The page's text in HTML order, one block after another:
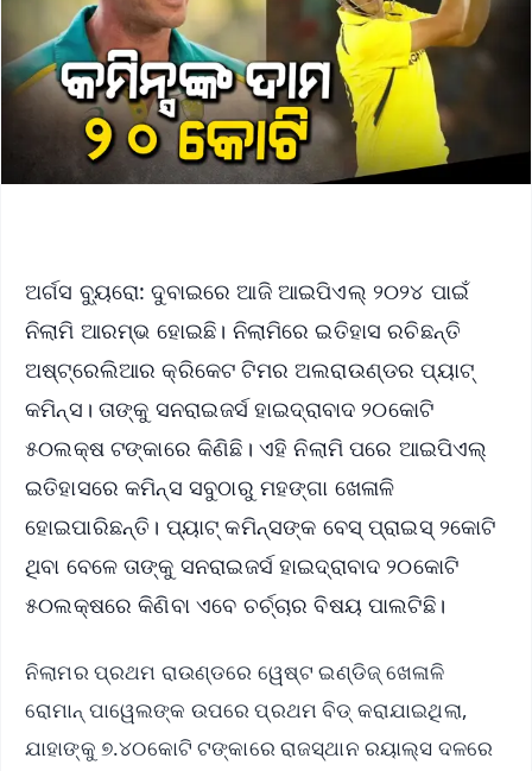
ଅର୍ଗସ ବ୍ୟୁରୋ: ଦୁବାଇରେ ଆଜି ଆଇପିଏଲ୍ ୨୦୨୪ ପାଇଁ
ନିଲାମି ଆରମ୍ଭ ହୋଇଛି। ନିଲାମିରେ ଇତିହାସ ରଚିଛନ୍ତି
ଅଷ୍ଟ୍ରେଲିଆର କ୍ରିକେଟ ଟିମର ଅଲରାଉଣ୍ଡର ପ୍ୟାଟ୍
କମିନ୍ସ। ତାଙ୍କୁ ସନରାଇଜର୍ସ ହାଇଦ୍ରାବାଦ ୨୦କୋଟି
୫୦ଲକ୍ଷ ଟଙ୍କାରେ କିଣିଛି। ଏହି ନିଲାମି ପରେ ଆଇପିଏଲ୍
ଇତିହାସରେ କମିନ୍ସ ସବୁଠାରୁ ମହଙ୍ଗା ଖେଳାଳି
ହୋଇପାରିଛନ୍ତି। ପ୍ୟାଟ୍ କମିନ୍ସଙ୍କ ବେସ୍ ପ୍ରାଇସ୍ ୨କୋଟି
ଥିବା ବେଳେ ତାଙ୍କୁ ସନରାଇଜର୍ସ ହାଇଦ୍ରାବାଦ ୨୦କୋଟି
୫୦ଲକ୍ଷରେ କିଣିବା ଏବେ ଚର୍ଚ୍ଚାର ବିଷୟ ପାଲଟିଛି।
ନିଲାମର ପ୍ରଥମ ରାଉଣ୍ଡରେ ୱେଷ୍ଟ ଇଣ୍ଡିଜ୍ ଖେଳାଳି
ରୋମାନ୍ ପାୱେଲଙ୍କ ଉପରେ ପ୍ରଥମ ବିଡ୍ କରାଯାଇଥିଲା,
ଯାହାଙ୍କୁ ୭.୪୦କୋଟି ଟଙ୍କାରେ ରାଜସ୍ଥାନ ରୟାଲ୍ସ ଦଳରେ